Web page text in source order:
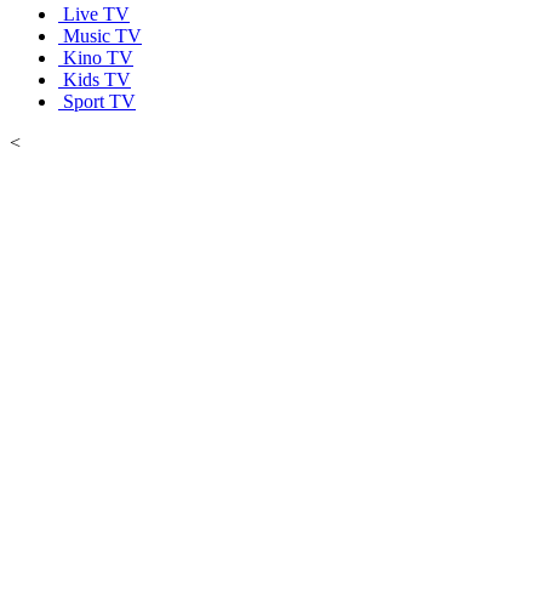
Live TV
Music TV
Kino TV
Kids TV
Sport TV
<